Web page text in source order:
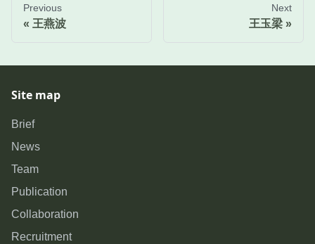
Previous
王燕波
Next
王玉梁
Site map
Brief
News
Team
Publication
Collaboration
Recruitment